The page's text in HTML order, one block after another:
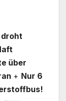
über
+ Nur 6